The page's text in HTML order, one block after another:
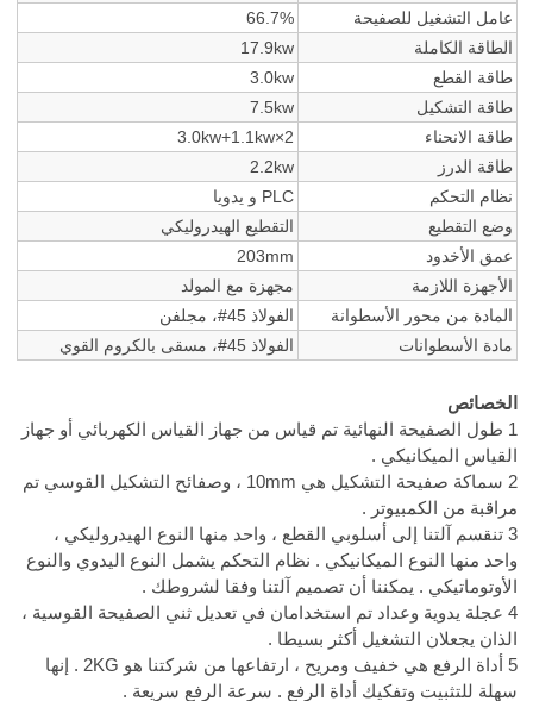
عامل التشغيل للصفيحة
66.7%
الطاقة الكاملة
17.9kw
طاقة القطع
3.0kw
طاقة التشكيل
7.5kw
طاقة الانحناء
3.0kw+1.1kw×2
طاقة الدرز
2.2kw
نظام التحكم
PLC و يدويا
وضع التقطيع
التقطيع الهيدروليكي
عمق الأخدود
203mm
الأجهزة اللازمة
مجهزة مع المولد
المادة من محور الأسطوانة
الفولاذ 45#، مجلفن
مادة الأسطوانات
الفولاذ 45#، مسقى بالكروم القوي
الخصائص
1 طول الصفيحة النهائية تم قياس من جهاز القياس الكهربائي أو جهاز
القياس الميكانيكي .
2 سماكة صفيحة التشكيل هي 10mm ، وصفائح التشكيل القوسي تم
مراقبة من الكمبيوتر .
3 تنقسم آلتنا إلى أسلوبي القطع ، واحد منها النوع الهيدروليكي ،
واحد منها النوع الميكانيكي . نظام التحكم يشمل النوع اليدوي والنوع
الأوتوماتيكي . يمكننا أن تصميم آلتنا وفقا لشروطك .
4 عجلة يدوية وعداد تم استخدامان في تعديل ثني الصفيحة القوسية ،
الذان يجعلان التشغيل أكثر بسيطا .
5 أداة الرفع هي خفيف ومريح ، ارتفاعها من شركتنا هو 2KG . إنها
سهلة للتثبيت وتفكيك أداة الرفع . سرعة الرفع سريعة .